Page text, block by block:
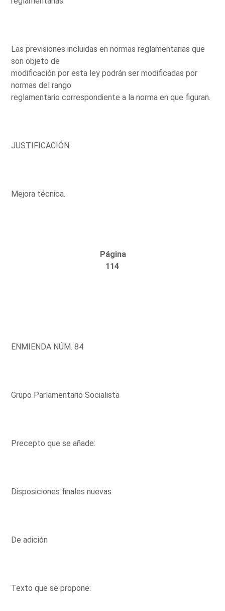
Las previsiones incluidas en normas reglamentarias que
son objeto de
modificación por esta ley podrán ser modificadas por
normas del rango
reglamentario correspondiente a la norma en que figuran.
JUSTIFICACIÓN
Mejora técnica.
Página
114
ENMIENDA NÚM. 84
Grupo Parlamentario Socialista
Precepto que se añade:
Disposiciones finales nuevas
De adición
Texto que se propone: